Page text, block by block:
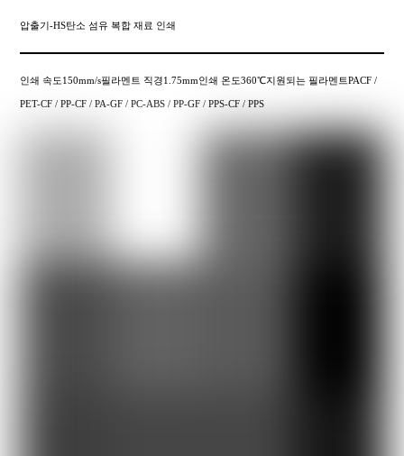
압출기-HS탄소 섬유 복합 재료 인쇄
인쇄 속도150mm/s필라멘트 직경1.75mm인쇄 온도360℃지원되는 필라멘트PACF /
PET-CF / PP-CF / PA-GF / PC-ABS / PP-GF / PPS-CF / PPS